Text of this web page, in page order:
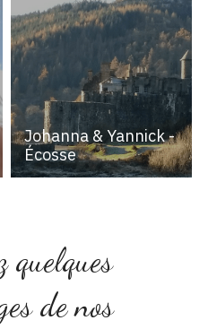
Johanna & Yannick -
Écosse
quelques
de nos